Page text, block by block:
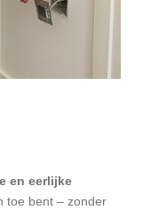
en eerlijke
toe bent – zonder